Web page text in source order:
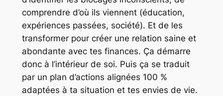
comprendre d’où ils viennent (éducation,
expériences passées, société). Et de les
transformer pour créer une relation saine et
abondante avec tes finances. Ça démarre
donc à l’intérieur de soi. Puis ça se traduit
par un plan d’actions alignées 100 %
adaptées à ta situation et tes envies de vie.